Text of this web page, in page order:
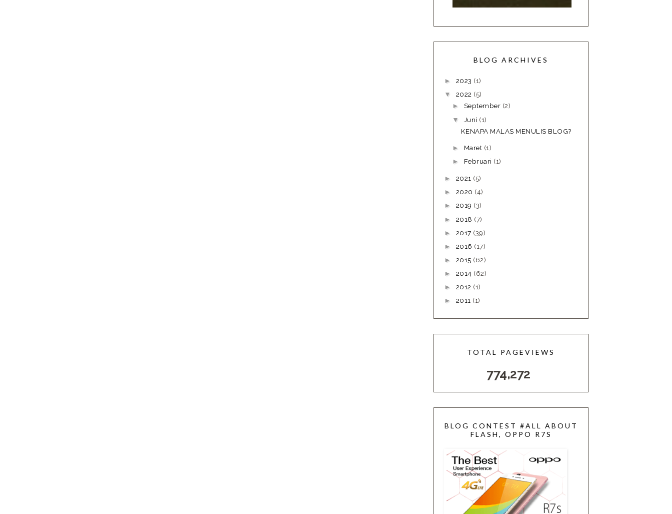
BLOG ARCHIVES
► 2023 (1)
▼ 2022 (5)
► September (2)
▼ Juni (1)
KENAPA MALAS MENULIS BLOG?
► Maret (1)
► Februari (1)
► 2021 (5)
► 2020 (4)
► 2019 (3)
► 2018 (7)
► 2017 (39)
► 2016 (17)
► 2015 (62)
► 2014 (62)
► 2012 (1)
► 2011 (1)
TOTAL PAGEVIEWS
774,272
BLOG CONTEST #ALL ABOUT
FLASH, OPPO R7S